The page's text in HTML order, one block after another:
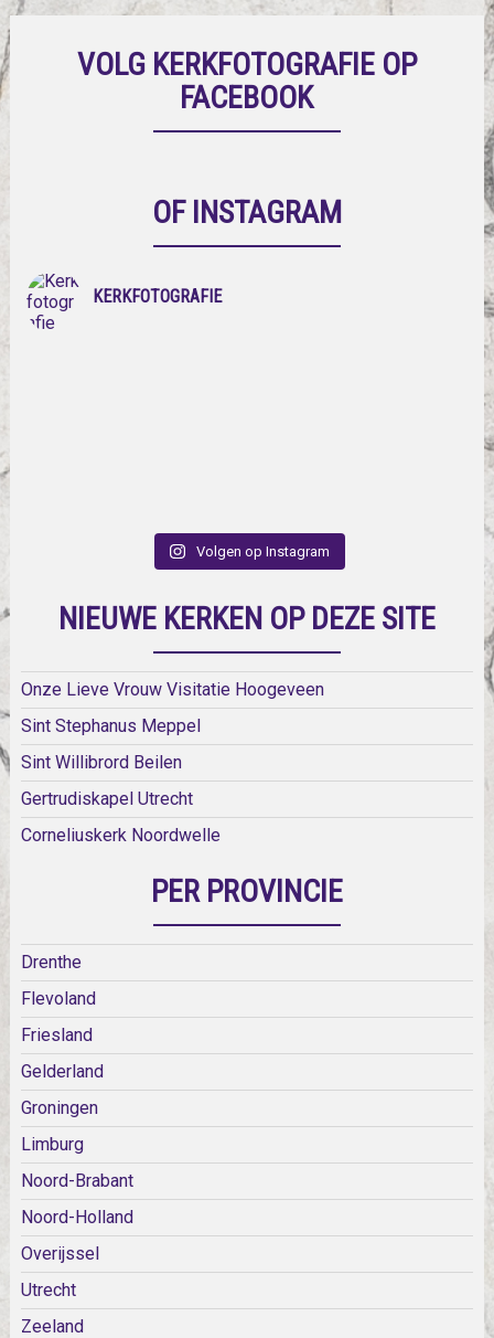
VOLG KERKFOTOGRAFIE OP
FACEBOOK
OF INSTAGRAM
KERKFOTOGRAFIE
Volgen op Instagram
NIEUWE KERKEN OP DEZE SITE
Onze Lieve Vrouw Visitatie Hoogeveen
Sint Stephanus Meppel
Sint Willibrord Beilen
Gertrudiskapel Utrecht
Corneliuskerk Noordwelle
PER PROVINCIE
Drenthe
Flevoland
Friesland
Gelderland
Groningen
Limburg
Noord-Brabant
Noord-Holland
Overijssel
Utrecht
Zeeland